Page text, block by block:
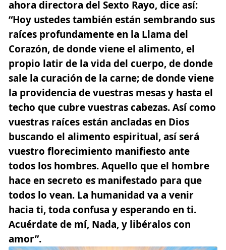
ahora directora del Sexto Rayo, dice así:
“Hoy ustedes también están sembrando sus
raíces profundamente en la Llama del
Corazón, de donde viene el alimento, el
propio latir de la vida del cuerpo, de donde
sale la curación de la carne; de donde viene
la providencia de vuestras mesas y hasta el
techo que cubre vuestras cabezas. Así como
vuestras raíces están ancladas en Dios
buscando el alimento espiritual, así será
vuestro florecimiento manifiesto ante
todos los hombres. Aquello que el hombre
hace en secreto es manifestado para que
todos lo vean. La humanidad va a venir
hacia ti, toda confusa y esperando en ti.
Acuérdate de mí, Nada, y libéralos con
amor”.